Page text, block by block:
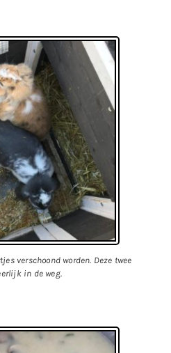
verschoond worden. Deze twee
in de weg.